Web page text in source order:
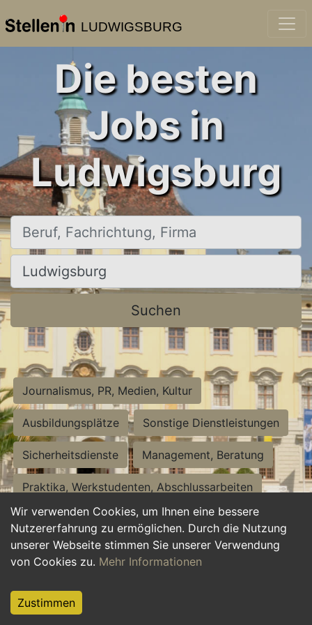
LUDWIGSBURG
Wir verwenden Cookies, um Ihnen eine bessere
Nutzererfahrung zu ermöglichen. Durch die Nutzung
unserer Webseite stimmen Sie unserer Verwendung
von Cookies zu. Mehr Informationen
Zustimmen
Die besten
Jobs in
Ludwigsburg
Beruf, Fachrichtung, Firma
Ort, Stadt
Suchen
Journalismus, PR, Medien, Kultur
Ausbildungsplätze Sonstige Dienstleistungen
Sicherheitsdienste Management, Beratung
Praktika, Werkstudenten, Abschlussarbeiten
Personalwesen Assistenz, Sekretariat
Hilfskräfte, Aushilfs- und Nebenjobs
Weiterbildung, Studium, duale Ausbildung